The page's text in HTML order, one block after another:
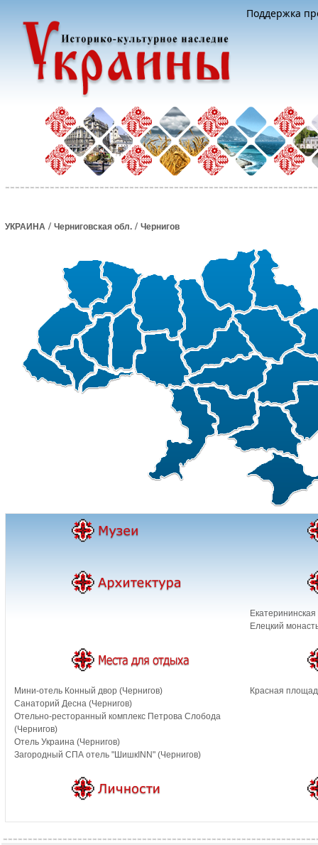
Поддержка
УКРАИНА / Черниговская обл. / Чернигов
Елецкий
Мини-отель Конный двор (Чернигов)
Санаторий Десна (Чернигов)
Отельно-ресторанный комплекс Петрова Слобода
(Чернигов)
Отель Украина (Чернигов)
Загородный СПА отель "ШишкINN" (Чернигов)
Красная